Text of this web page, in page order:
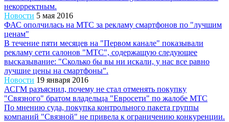
некорректным.
Новости 5 мая 2016
ФАС ополчилась на МТС за рекламу смартфонов по "лучшим
ценам"
В течение пяти месяцев на "Первом канале" показывали
рекламу сети салонов "МТС", содержащую следующее
высказывание: "Сколько бы вы ни искали, у нас все равно
лучшие цены на смартфоны".
Новости 19 января 2016
АСГМ разъяснил, почему не стал отменять покупку
"Связного" братом владельца "Евросети" по жалобе МТС
По мнению суда, покупка контрольного пакета группы
компаний "Связной" не привела к ограничению конкуренции.